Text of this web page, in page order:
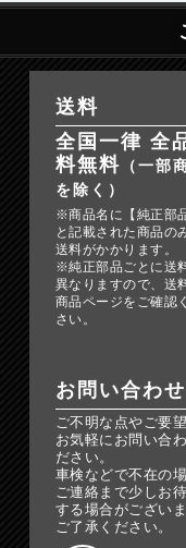
送料
全国一律 全
料無料 （一部
を除く）
※商品名に【純正部
と記載された商品の
送料がかかります。
※純正部品ごとに送
異なりますので、送
商品ページをご確認
さい。
お問い合わせ
ご不明な点やご要望
お気軽にお問い合わ
ださい。
車検などで不在の場
ご連絡まで少しお
する場合がございま
ご了承ください。